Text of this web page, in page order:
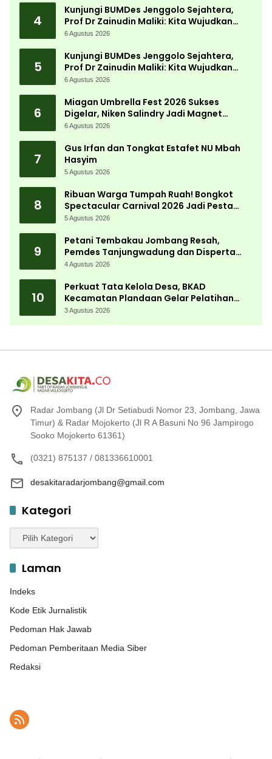
4
Kunjungi BUMDes Jenggolo Sejahtera,
Prof Dr Zainudin Maliki: Kita Wujudkan
Kemandirian Ekonomi dengan Potensi
6 Agustus 2026
5
Kunjungi BUMDes Jenggolo Sejahtera,
Prof Dr Zainudin Maliki: Kita Wujudkan
Kemandirian Ekonomi dengan Potensi
6 Agustus 2026
6
Miagan Umbrella Fest 2026 Sukses
Digelar, Niken Salindry Jadi Magnet
Ribuan Pengunjung
6 Agustus 2026
7
Gus Irfan dan Tongkat Estafet NU Mbah
Hasyim
5 Agustus 2026
8
Ribuan Warga Tumpah Ruah! Bongkot
Spectacular Carnival 2026 Jadi Pesta
Kemerdekaan Terbesar di Peterongan
5 Agustus 2026
9
Petani Tembakau Jombang Resah,
Pemdes Tanjungwadung dan Disperta
Bergerak Cepat
4 Agustus 2026
10
Perkuat Tata Kelola Desa, BKAD
Kecamatan Plandaan Gelar Pelatihan
Aparatur Pemdes
3 Agustus 2026
Radar Jombang (Jl Dr Setiabudi Nomor 23, Jombang, Jawa
Timur) & Radar Mojokerto (Jl R A Basuni No 96 Jampirogo
Sooko Mojokerto 61361)
(0321) 875137 / 081336610001
desakitaradarjombang@gmail.com
Kategori
Kategori
Laman
Indeks
Kode Etik Jurnalistik
Pedoman Hak Jawab
Pedoman Pemberitaan Media Siber
Redaksi